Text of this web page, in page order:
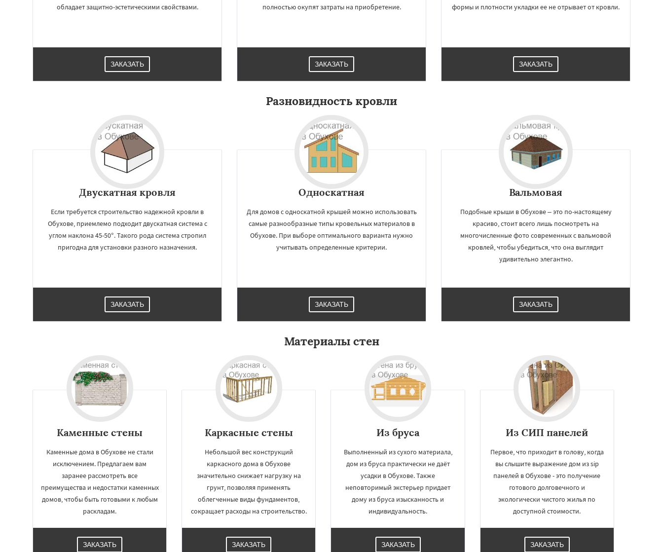
обладает защитно-эстетическими свойствами.
ЗАКАЗАТЬ
полностью окупят затраты на приобретение.
ЗАКАЗАТЬ
формы и плотности укладки ее не отрывает от кровли.
ЗАКАЗАТЬ
Разновидность кровли
Двускатная кровля
Если требуется строительство надежной кровли в
Обухове, приемлемо подходит двускатная система с
углом наклона 45-50°. Такого рода система стропил
пригодна для установки разного назначения.
ЗАКАЗАТЬ
Односкатная
Для домов с односкатной крышей можно использовать
самые разнообразные типы кровельных материалов в
Обухове. При выборе оптимального варианта нужно
учитывать определенные критерии.
ЗАКАЗАТЬ
Вальмовая
Подобные крыши в Обухове – это по-настоящему
красиво, стоит всего лишь посмотреть на
многочисленные фото современных с вальмовой
кровлей, чтобы убедиться, что она выглядит
удивительно элегантно.
ЗАКАЗАТЬ
Материалы стен
Каменные стены
Каменные дома в Обухове не стали
исключением. Предлагаем вам
заранее рассмотреть все
преимущества и недостатки каменных
домов, чтобы быть готовыми к любым
раскладам.
ЗАКАЗАТЬ
Каркасные стены
Небольшой вес конструкций
каркасного дома в Обухове
значительно снижает нагрузку на
грунт, позволяя применять
облегченные виды фундаментов,
сокращает расходы на строительство.
ЗАКАЗАТЬ
Из бруса
Выполненный из сухого материала,
дом из бруса практически не даёт
усадки в Обухове. Также
неповторимый экстерьер придает
дому из бруса изысканность и
индивидуальность.
ЗАКАЗАТЬ
Из СИП панелей
Первое, что приходит в голову, когда
вы слышите выражение дом из sip
панелей в Обухове - это получение
готового долговечного и
экологически чистого жилья по
доступной стоимости.
ЗАКАЗАТЬ